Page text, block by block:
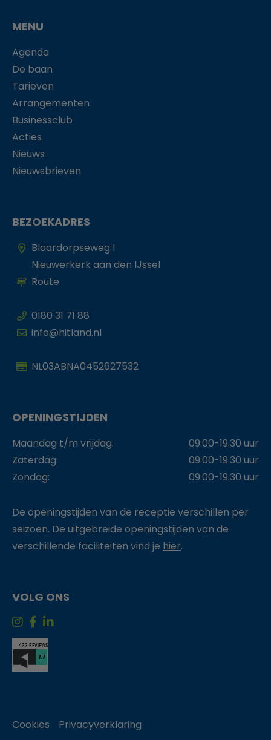
MENU
Agenda
De baan
Tarieven
Arrangementen
Businessclub
Acties
Nieuws
Nieuwsbrieven
BEZOEKADRES
Blaardorpseweg 1
Nieuwerkerk aan den IJssel
Route
0180 31 71 88
info@hitland.nl
NL03ABNA0452627532
OPENINGSTIJDEN
Maandag t/m vrijdag:
09:00-19.30 uur
Zaterdag:
09:00-19.30 uur
Zondag:
09:00-19.30 uur
De openingstijden van de receptie verschillen per
seizoen. De uitgebreide openingstijden van de
verschillende faciliteiten vind je hier.
VOLG ONS
Cookies Privacyverklaring